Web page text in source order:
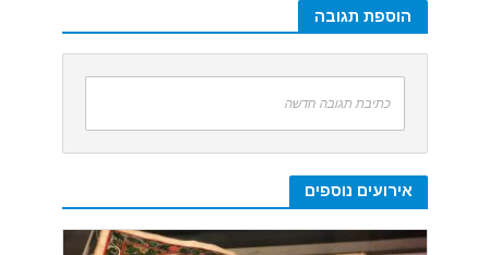
הוספת תגובה
כתיבת תגובה חדשה
אירועים נוספים